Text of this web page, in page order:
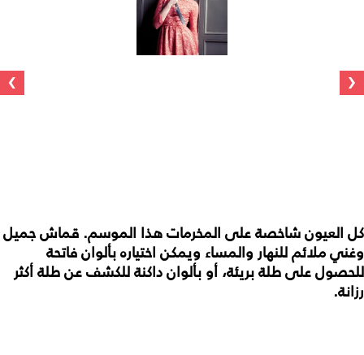
‹
›
كل العيون شاخصة على المخرمات هذا الموسم. قماش جميل
وغني ملائم للنهار والمساء ويمكن اختياره بألوان فاتحة
للحصول على طلة بريئة، أو بألوان داكنة للكشف عن طلة أكثر
رزانة.